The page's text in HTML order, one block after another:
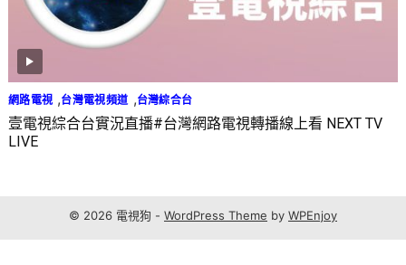
網路電視 ,台灣電視頻道 ,台灣綜合台
壹電視綜合台實況直播#台灣網路電視轉播線上看 NEXT TV
LIVE
© 2026 電視狗 - WordPress Theme by WPEnjoy